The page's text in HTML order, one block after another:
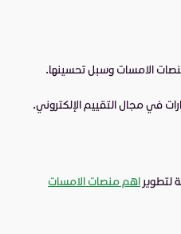
الامسات وسبل تحسينها.
في مجال التقييم الإلكتروني.
لتطوير اهم منصات الامسات